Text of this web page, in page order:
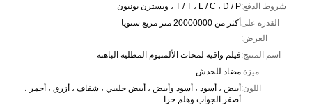
شروط الدفع:T / T ، L / C ، D / P ، ويسترن يونيون
القدرة على
العرض:
أكثر من 20000000 متر مربع سنويا
اسم المنتج:فيلم واقية لمحات الألمنيوم المطلية الباهتة
ميزة:مضاد للخدش
اللون:أبيض ، أسود ، أسود وأبيض ، أبيض حليبي ، شفاف ، أزرق ، أحمر ،
أصفر الجواب وهلم جرا